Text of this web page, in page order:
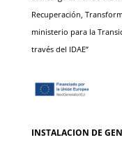
Recuperación,
ministerio para la
través del IDAE”
INSTALACION DE